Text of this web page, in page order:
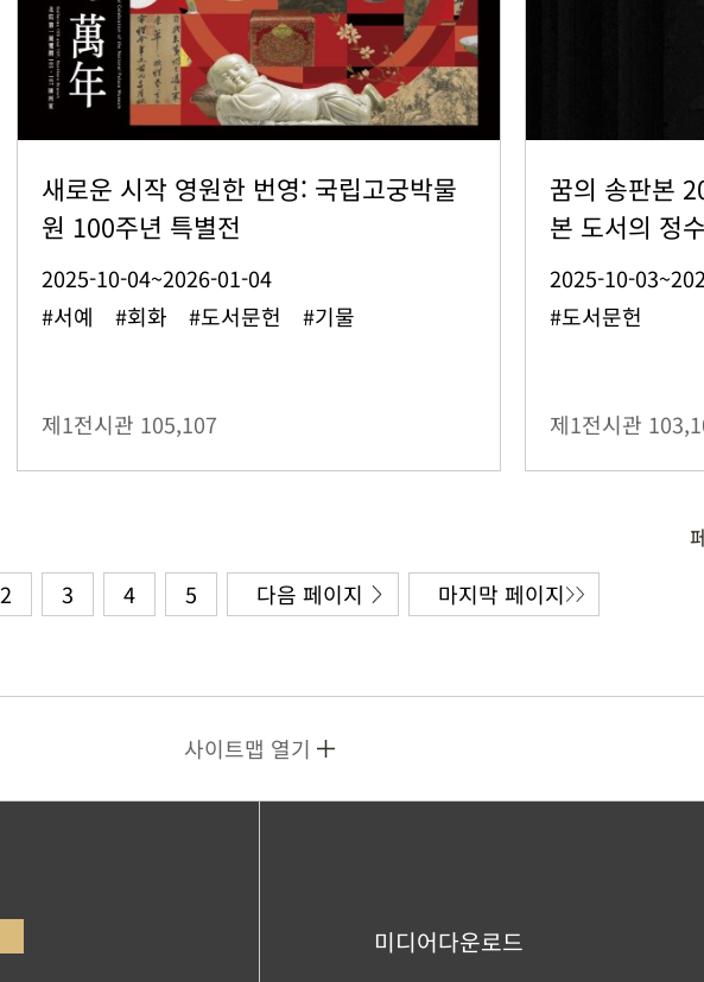
새로운 시작 영원한 번영: 국립고궁박물
원 100주년 특별전
2025-10-04~2026-01-04
#서예 #회화 #도서문헌 #기물
제1전시관 105,107
꿈의 송판본
본 도서의 정
2025-10-
#도서문헌
제1전시관
2 3 4 5 다음 페이지 마지막 페이지
사이트맵 열기
미디어다운로드